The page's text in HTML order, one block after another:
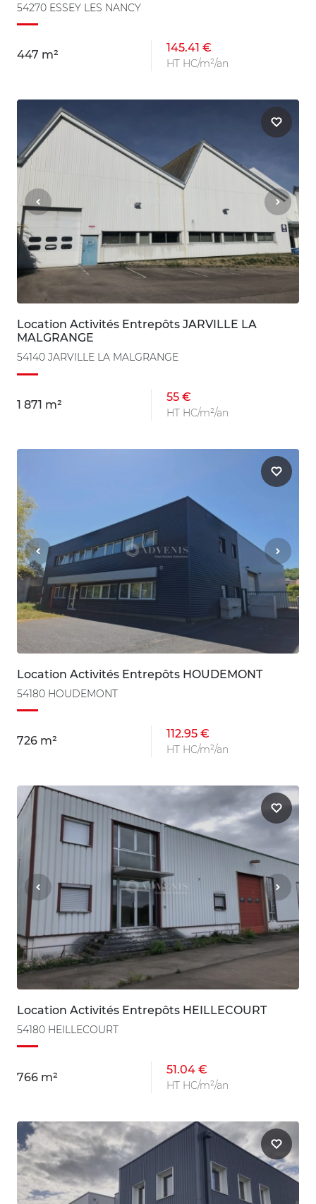
54270 ESSEY LES NANCY
447 m²
145.41 €
HT HC/m²/an
Location Activités Entrepôts JARVILLE LA
MALGRANGE
54140 JARVILLE LA MALGRANGE
1 871 m²
55 €
HT HC/m²/an
Location Activités Entrepôts HOUDEMONT
54180 HOUDEMONT
726 m²
112.95 €
HT HC/m²/an
Location Activités Entrepôts HEILLECOURT
54180 HEILLECOURT
766 m²
51.04 €
HT HC/m²/an